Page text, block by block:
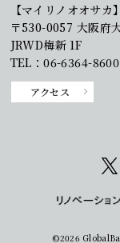
【マイリノオオサカ】
〒530-0057 大阪府
JRWD梅新 1F
TEL：06-6364-
アクセス
©2026